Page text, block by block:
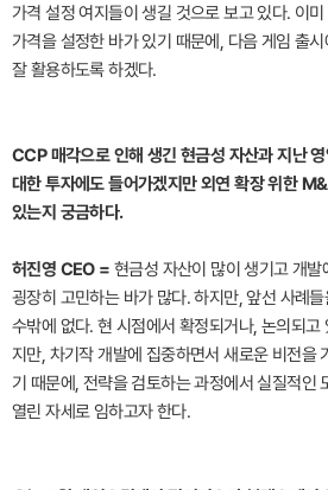
가격 설정 여지들이 생길 것으로 보고 있다. 이
가격을 설정한 바가 있기 때문에, 다음 게임 출
잘 활용하도록 하겠다.
CCP 매각으로 인해 생긴 현금성 자산과 지난
대한 투자에도 들어가겠지만 외연 확장 위한
있는지 궁금하다.
허진영 CEO =현금성 자산이 많이 생기고 개
굉장히 고민하는 바가 많다. 하지만, 앞선 사례
수밖에 없다. 현 시점에서 확정되거나, 논의되
지만, 차기작 개발에 집중하면서 새로운 비전을
기 때문에, 전략을 검토하는 과정에서 실질적인
열린 자세로 임하고자 한다.